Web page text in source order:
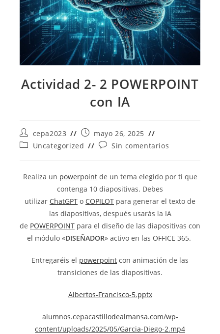
Actividad 2- 2 POWERPOINT
con IA
Autor
de
la
cepa2023
Publicación
de
la
mayo 26, 2025
Categoría
entrada:
Uncategorized
Comentarios
entrada:
Sin comentarios
Realiza un powerpointde un tema elegido por ti que
contenga 10 diapositivas. Debes
utilizar ChatGPT o COPILOT para generar el texto de
las diapositivas, después usarás la IA
de POWERPOINT para el diseño de las diapositivas con
el módulo «DISEÑADOR» activo en las OFFICE 365.
Entregaréis el powerpoint con animación de las
transiciones de las diapositivas.
Albertos-Francisco-5.pptx
alumnos.cepacastillodealmansa.com/wp-
content/uploads/2025/05/Garcia-Diego-2.mp4